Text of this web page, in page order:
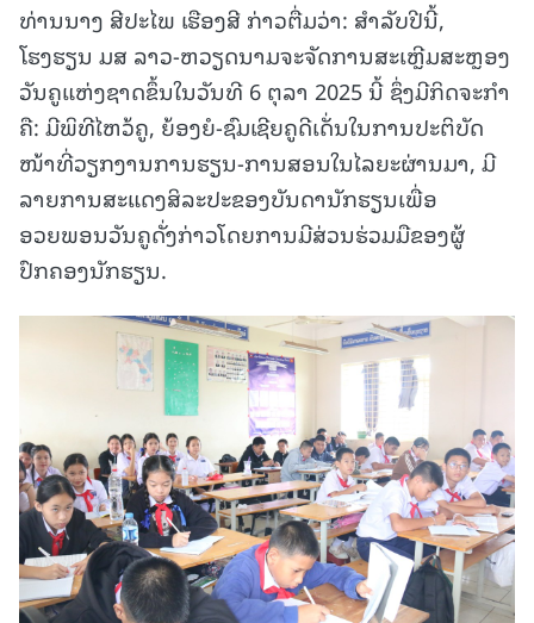
ທ່ານນາງ ສີປະໄພ ເຮືອງສີ ກ່າວຕື່ມວ່າ: ສໍາລັບປີນີ້,
ໂຮງຮຽນ ມສ ລາວ-ຫວຽດນາມຈະຈັດການສະເຫຼີມສະຫຼອງ
ວັນຄູແຫ່ງຊາດຂຶ້ນໃນວັນທີ 6 ຕຸລາ 2025 ນີ້ ຊຶ່ງມີກິດຈະກໍາ
ຄື: ມີພິທີໄຫວ້ຄູ, ຍ້ອງຍໍ-ຊົມເຊີຍຄູດີເດັ່ນໃນການປະຕິບັດ
ໜ້າທີ່ວຽກງານການຮຽນ-ການສອນໃນໄລຍະຜ່ານມາ, ມີ
ລາຍການສະແດງສິລະປະຂອງບັນດານັກຮຽນເພື່ອ
ອວຍພອນວັນຄູດັ່ງກ່າວໂດຍການມີສ່ວນຮ່ວມມືຂອງຜູ້
ປົກຄອງນັກຮຽນ.